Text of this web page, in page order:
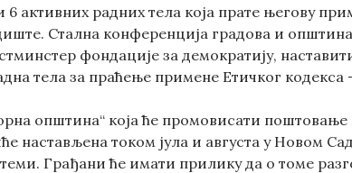
6 активних радних тела која прате његову
Стална конференција градова и
фондације за демократију,
тела за праћење примене Етичког
општина“ која ће промовисати
настављена током јула и августа у Новом
теми. Грађани ће имати прилику да о томе